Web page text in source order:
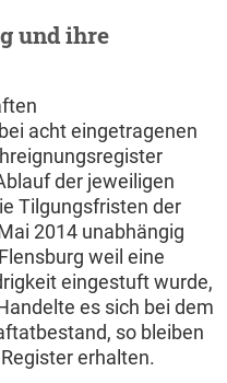
und ihre
acht eingetragenen
der jeweiligen
Tilgungsfristen der
2014 unabhängig
weil eine
eingestuft wurde,
es sich bei dem
so bleiben
erhalten.